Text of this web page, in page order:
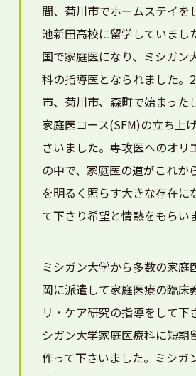
間、菊川市でホームステイを
池新田高校に留学していまし
国で家庭医になり、ミシガン
科の指導医となられました。
市、菊川市、森町で始まった
家庭医コース(SFM)の立ち上
さいました。専攻医へのオリ
の中で、家庭医の道がこれか
を明るく照らす大きな存在に
て下さり希望と情熱をもらい
ミシガン大学から多数の家庭
岡に派遣して家庭医療の臨床
リ・ケア研究の指導をして下
シガン大学家庭医療科に短期
作って下さいました。ミシガ